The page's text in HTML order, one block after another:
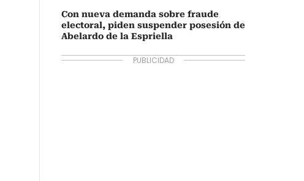
Con nueva demanda sobre fraude
electoral, piden suspender posesión de
Abelardo de la Espriella